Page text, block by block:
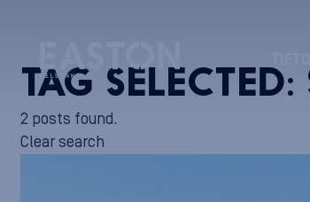
TAG SELECTED:
2 posts found.
Clear search